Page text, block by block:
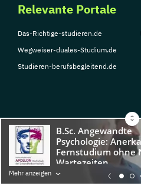
Mehr anzeigen
Relevante Portale
Das-Richtige-studieren.de
Wegweiser-duales-Studium.de
Studieren-berufsbegleitend.de
© Copyright 2026, TarGroup Media GmbH
Impressum
Datenschutzerklärung